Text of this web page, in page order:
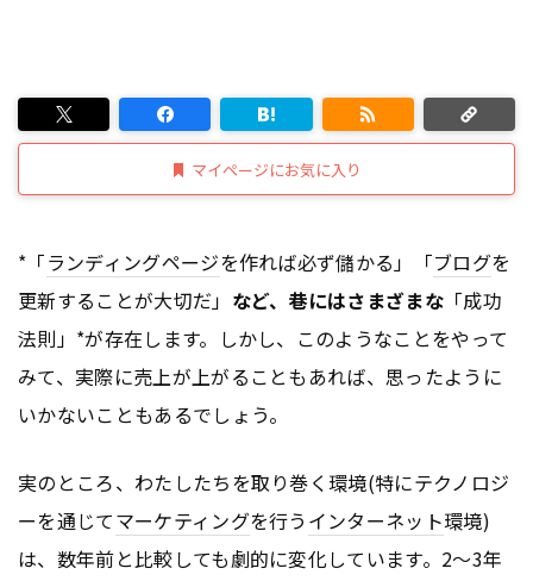
マイページにお気に入り
*「ランディングページを作れば必ず儲かる」「ブログを
更新することが大切だ」 など、巷にはさまざまな 「成功
法則」*が存在します。しかし、このようなことをやって
みて、実際に売上が上がることもあれば、思ったように
いかないこともあるでしょう。
実のところ、わたしたちを取り巻く環境(特にテクノロジ
ーを通じてマーケティングを行う インターネット環境)
は、数年前と比較しても劇的に変化しています。2〜3年